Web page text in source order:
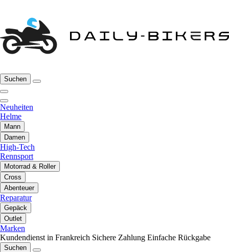
Suchen
Neuheiten
Helme
Mann
Damen
High-Tech
Rennsport
Motorrad & Roller
Cross
Abenteuer
Reparatur
Gepäck
Outlet
Marken
Kundendienst in Frankreich Sichere Zahlung Einfache Rückgabe
Suchen